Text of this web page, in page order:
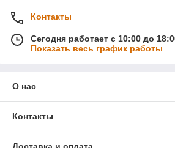
Контакты
Сегодня работает с 10:00 до
Показать весь график работы
О нас
Контакты
Доставка и оплата